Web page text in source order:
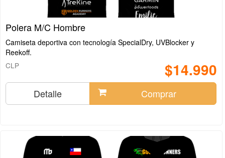
Polera M/C Hombre
Camiseta deportiva con tecnología SpecialDry, UVBlocker y
Reekoff.
$14.990
CLP
Detalle Comprar